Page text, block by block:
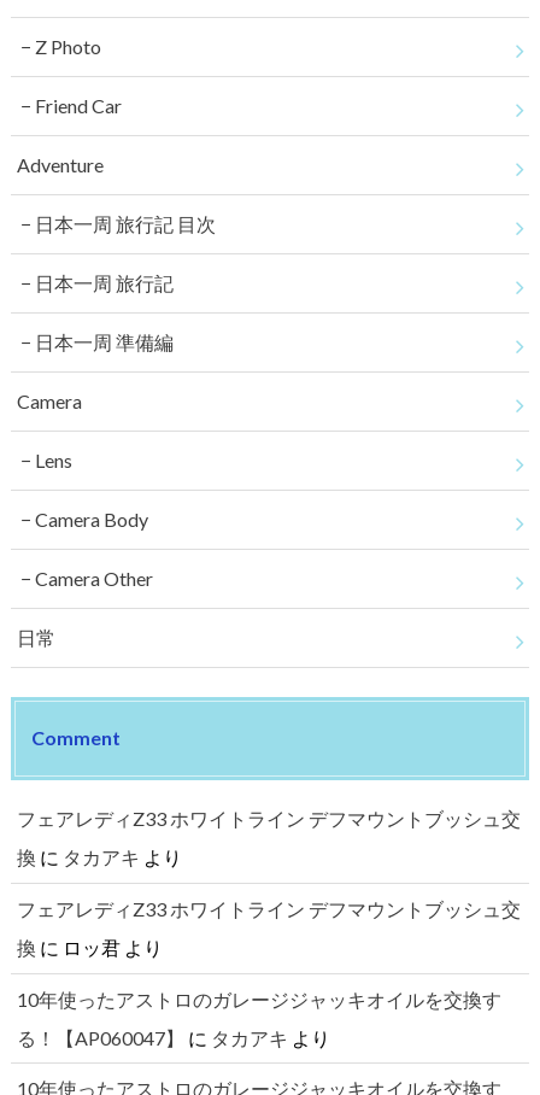
Z Photo
Friend Car
Adventure
日本一周 旅行記 目次
日本一周 旅行記
日本一周 準備編
Camera
Lens
Camera Body
Camera Other
日常
Comment
フェアレディZ33 ホワイトライン デフマウントブッシュ交
換 に タカアキ より
フェアレディZ33 ホワイトライン デフマウントブッシュ交
換 に ロッ君より
10年使ったアストロのガレージジャッキオイルを交換す
る！【AP060047】
に タカアキ より
10年使ったアストロのガレージジャッキオイルを交換す